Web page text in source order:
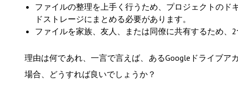
ファイルの整理を上手く行うため、プロジェクトの
ドストレージにまとめる必要があります。
ファイルを家族、友人、または同僚に共有するため、
理由は何であれ、一言で言えば、あるGoogleドライブ
場合、どうすれば良いでしょうか？